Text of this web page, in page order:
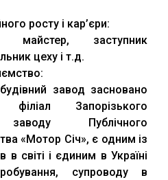
росту і кар’єри:
майстер, заступник
цеху і т.д.
завод засновано
Запорізького
заводу Публічного
«Мотор Січ», є одним із
в світі і єдиним в Україні
супроводу в